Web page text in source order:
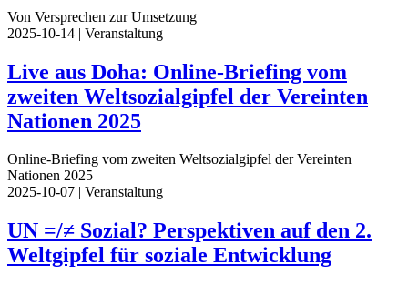
Von Versprechen zur Umsetzung
2025-10-14 | Veranstaltung
Live aus Doha: Online-Briefing vom
zweiten Weltsozialgipfel der Vereinten
Nationen 2025
Online-Briefing vom zweiten Weltsozialgipfel der Vereinten
Nationen 2025
2025-10-07 | Veranstaltung
UN =/≠ Sozial? Perspektiven auf den 2.
Weltgipfel für soziale Entwicklung